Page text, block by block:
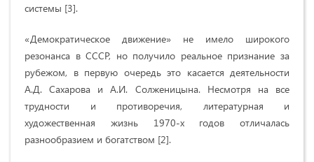
системы [3].
«Демократическое движение» не имело широкого
резонанса в СССР, но получило реальное признание за
рубежом, в первую очередь это касается деятельности
А.Д. Сахарова и А.И. Солженицына. Несмотря на все
трудности и противоречия, литературная и
художественная жизнь 1970-х годов отличалась
разнообразием и богатством [2].